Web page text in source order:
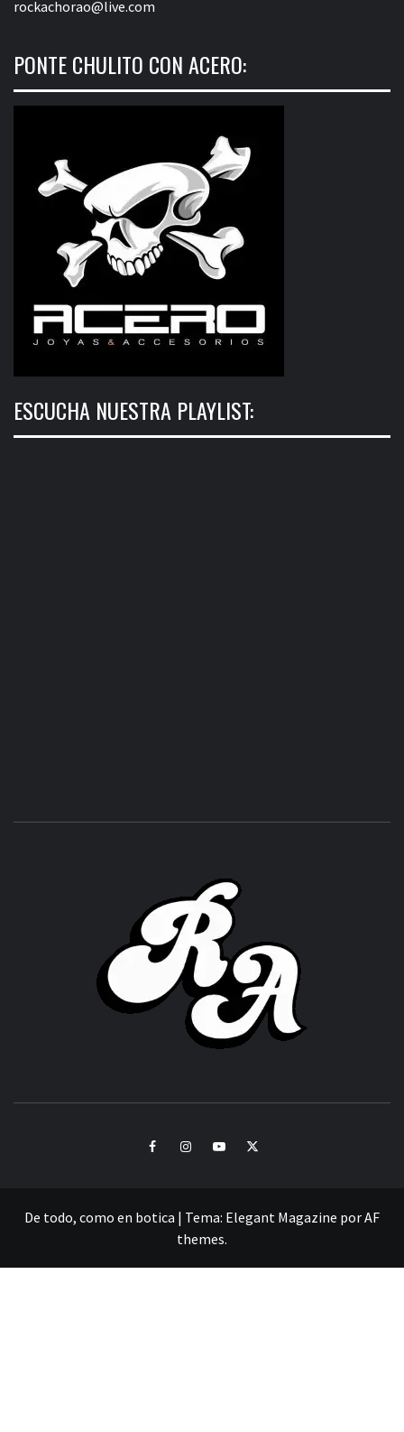
rockachorao@live.com
PONTE CHULITO CON ACERO:
ESCUCHA NUESTRA PLAYLIST:
FacebookInstagramYoutubeTwitter
De todo, como en botica | Tema: Elegant Magazine porAF
themes.